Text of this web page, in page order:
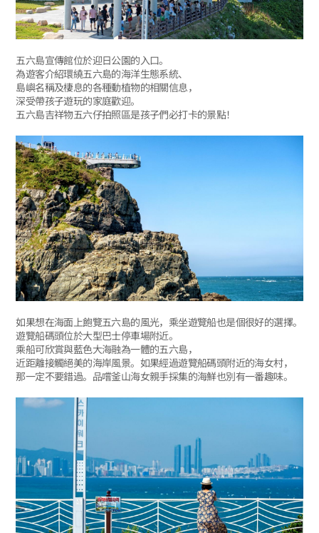
五六島宣傳館位於迎日公園的入口。
為遊客介紹環繞五六島的海洋生態系統、
島嶼名稱及棲息的各種動植物的相關信息，
深受帶孩子遊玩的家庭歡迎。
五六島吉祥物五六仔拍照區是孩子們必打卡的景點！
如果想在海面上飽覽五六島的風光，乘坐遊覽船也是個很好的選擇。
遊覽船碼頭位於大型巴士停車場附近。
乘船可欣賞與藍色大海融為一體的五六島，
近距離接觸絕美的海岸風景。如果經過遊覽船碼頭附近的海女村，
那一定不要錯過。品嚐釜山海女親手採集的海鮮也別有一番趣味。